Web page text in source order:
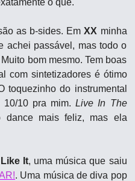
as b-sides. Em XX minha
achei passável, mas todo o
bom mesmo. Tem boas
com sintetizadores é ótimo
toquezinho do instrumental
10/10 pra mim. Live In The
mais feliz, mas ela
It, uma música que saiu
. Uma música de diva pop